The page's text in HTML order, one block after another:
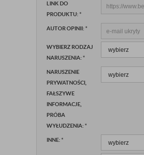
LINK DO
PRODUKTU: *
AUTOR OPINII: *
WYBIERZ RODZAJ
NARUSZENIA: *
NARUSZENIE
PRYWATNOŚCI,
FAŁSZYWE
INFORMACJE,
PRÓBA
WYŁUDZENIA: *
INNE: *